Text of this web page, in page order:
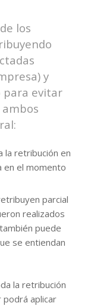
los
y
para evitar
la retribución en
en el momento
parcial
realizados
puede
se entiendan
la retribución
aplicar